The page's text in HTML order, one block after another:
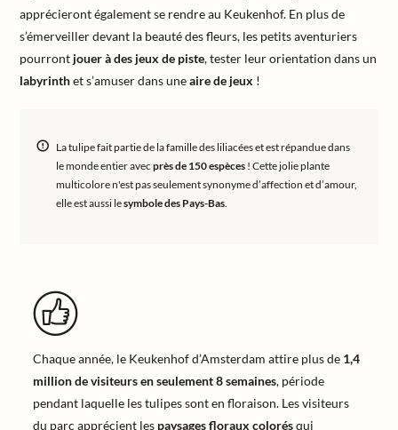
apprécieront également se rendre au Keukenhof. En plus de
s’émerveiller devant la beauté des fleurs, les petits aventuriers
pourront jouer à des jeux de piste, tester leur orientation dans un
labyrinthet s’amuser dans uneaire de jeux !
La tulipe fait partie de la famille des liliacées et est répandue dans
le monde entier avec près de 150 espèces ! Cette jolie plante
multicolore n'est pas seulement synonyme d’affection et d’amour,
elle est aussi lesymbole des Pays-Bas.
Chaque année, le Keukenhof d’Amsterdam attire plus de 1,4
million de visiteurs en seulement 8 semaines, période
pendant laquelle les tulipes sont en floraison. Les visiteurs
du parc apprécient les paysages floraux colorésqui